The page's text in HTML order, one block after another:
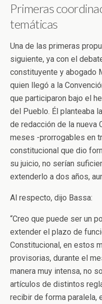
Primeras
temáticas
Una de las primeras
siguiente, ya con el
constituyente y abogado
quien llegó a la
que participaron bajo el
del Pueblo. Él planteaba
de redacción de la nueva
meses -prorrogables en
constitucional que dio
su juicio, no serían
extenderlo a dos años,
Al respecto, dijo Bassa:
“Creo que puede ser un
extender el plazo de
Constitucional, en estos
provisorias, durante el
manera muy intensa, no
artículos de distintos
recibir de forma paralela,